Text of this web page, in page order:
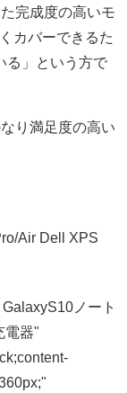
完成度の高いモ
カバーできるた
る」という方で
り満足度の高い
Air Dell XPS
ノート
電器"